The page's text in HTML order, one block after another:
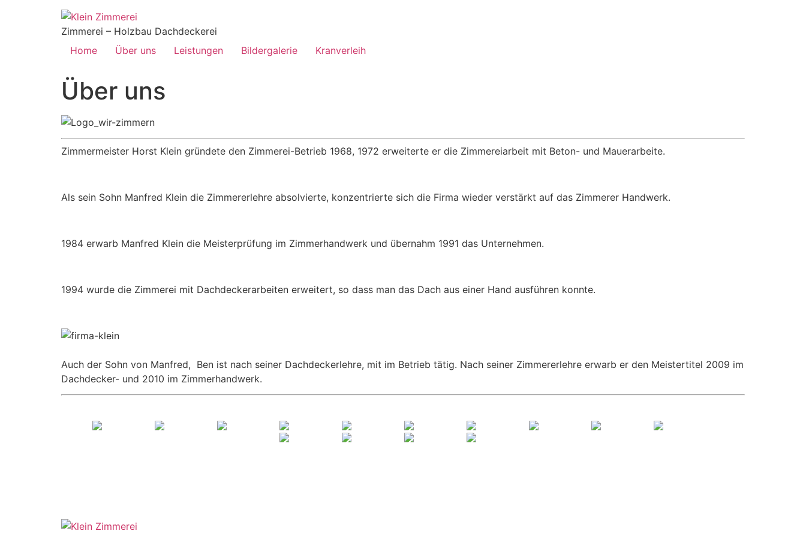
Zimmerei – Holzbau Dachdeckerei
Home
Über uns Leistungen Bildergalerie Kranverleih
Über uns
Zimmermeister Horst Klein gründete den Zimmerei-Betrieb 1968, 1972 erweiterte er die Zimmereiarbeit mit Beton- und Mauerarbeite.
Als sein Sohn Manfred Klein die Zimmererlehre absolvierte, konzentrierte sich die Firma wieder verstärkt auf das Zimmerer Handwerk.
1984 erwarb Manfred Klein die Meisterprüfung im Zimmerhandwerk und übernahm 1991 das Unternehmen.
1994 wurde die Zimmerei mit Dachdeckerarbeiten erweitert, so dass man das Dach aus einer Hand ausführen konnte.
Auch der Sohn von Manfred, Ben ist nach seiner Dachdeckerlehre, mit im Betrieb tätig. Nach seiner Zimmererlehre erwarb er den Meistertitel 2009 im
Dachdecker- und 2010 im Zimmerhandwerk.